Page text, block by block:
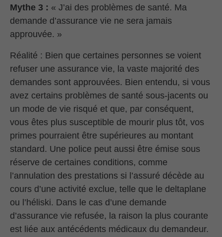
Mythe 3 : « J’ai des problèmes de santé. Ma
demande d’assurance vie ne sera jamais
approuvée. »
Réalité : Bien que certaines personnes se voient
refuser une assurance vie, la vaste majorité des
demandes sont approuvées. Bien entendu, si vous
avez certains problèmes de santé sous-jacents ou
un mode de vie risqué et que, par conséquent,
vous êtes plus susceptible de mourir plus tôt, vos
primes pourraient être supérieures au montant
standard. Une police peut aussi être émise sous
réserve de certaines conditions, comme
l’annulation des prestations si l’assuré décède au
cours d’une activité exclue, telle que le deltaplane
ou l’héliski. Dans le cas d’une demande
d’assurance vie refusée, la raison la plus courante
est liée aux antécédents médicaux du demandeur.